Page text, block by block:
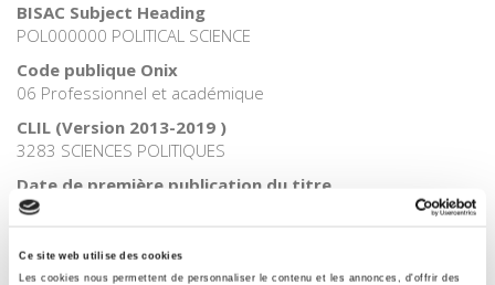
Ce site web utilise des cookies
Les cookies nous permettent de personnaliser le contenu et les annonces, d'offrir des
BISAC Subject Heading
POL000000 POLITICAL SCIENCE
Code publique Onix
06 Professionnel et académique
CLIL (Version 2013-2019 )
3283 SCIENCES POLITIQUES
Date de première publication du titre
1960
Classification thématique Thema: Politique et gouvernement